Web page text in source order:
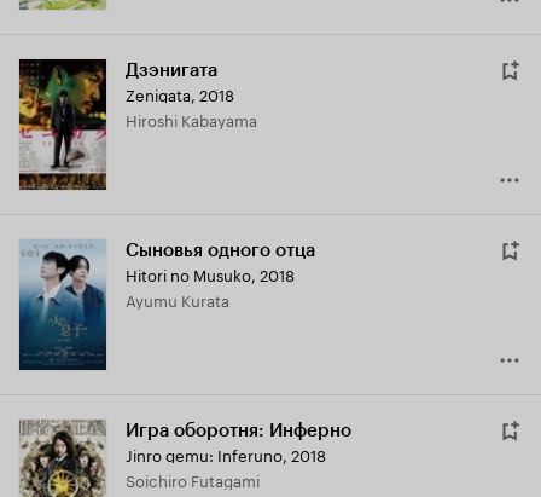
Дзэнигата
Zenigata, 2018
Hiroshi Kabayama
Сыновья одного отца
Hitori no Musuko, 2018
Ayumu Kurata
Игра оборотня: Инферно
Jinro gemu: Inferuno, 2018
Soichiro Futagami